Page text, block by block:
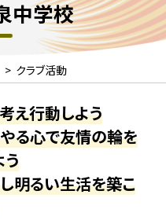
中学校
> クラブ活動
え行動しよう
る心で友情の輪を
う
明るい生活を築こ